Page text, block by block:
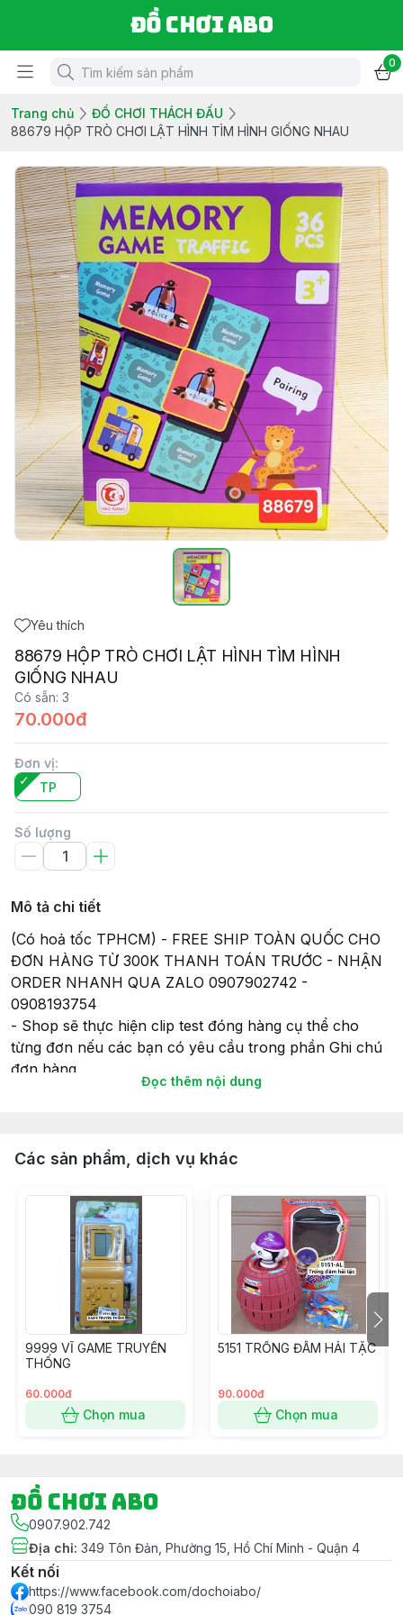
Đồ chơi ABO
0
Trang chủ
ĐỒ CHƠI THÁCH ĐẤU
88679 HỘP TRÒ CHƠI LẬT HÌNH TÌM HÌNH GIỐNG NHAU
Yêu thích
88679 HỘP TRÒ CHƠI LẬT HÌNH TÌM HÌNH
GIỐNG NHAU
Có sẵn: 3
70.000đ
Đơn vị:
TP
Số lượng
Mô tả chi tiết
(Có hoả tốc TPHCM) - FREE SHIP TOÀN QUỐC CHO
ĐƠN HÀNG TỪ 300K THANH TOÁN TRƯỚC - NHẬN
ORDER NHANH QUA ZALO 0907902742 -
0908193754
- Shop sẽ thực hiện clip test đóng hàng cụ thể cho
từng đơn nếu các bạn có yêu cầu trong phần Ghi chú
đơn hàng.
- Tất cả các sản phẩm gửi đi, Shop sẽ lắp đầy đủ pin
món đồ chơi khi gửi hàng giao cho Khách hàng của
- Thời gian giao hàng sẽ theo như cam kết của Sàn
TMĐT nên Bạn vui lòng đọc kỹ thông tin về Giao hàng
khi kết đơn nhé.
- Ngoài ra Shop còn có dịch vụ Gói Quà Miễn Phí khi
Khách hàng có Yêu Cầu cho mục đích tặng quà – Vui
lòng ghi chú Đơn hàng nếu có nhu cầu và cho Shop
xin thông tin màu Giấy gói luôn nhé.
#dochoi #dochoitreem #dochoichobe #dochoibegai
#dochoibetrai #dochoihoatoc #hoatoc #goiqua
#goiquamienphi
Đọc thêm nội dung
Các sản phẩm, dịch vụ khác
9999 VĨ GAME TRUYỀN
THỐNG
60.000đ
Chọn mua
5151 TRỐNG ĐÂM HẢI TẶC
90.000đ
Chọn mua
Đồ chơi ABO
0907.902.742
Địa chỉ: 349 Tôn Đản, Phường 15, Hồ Chí Minh - Quận 4
Kết nối
https://www.facebook.com/dochoiabo/
090 819 3754